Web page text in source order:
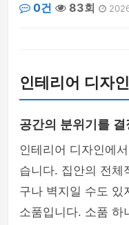
0건
83회
인테리어 디자
공간의 분위기를
인테리어 디자인에서
습니다. 집안의 전체
구나 벽지일 수도 있
소품입니다. 소품 하